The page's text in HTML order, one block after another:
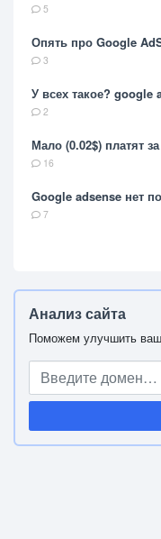
5
Опять про Google
3
У всех такое? google
2
Мало (0.02$) платят
16
Google adsense нет
7
Анализ сайта
Поможем улучшить